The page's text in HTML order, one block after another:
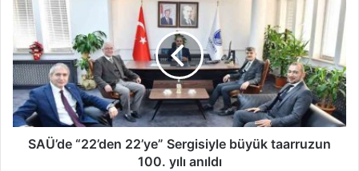
“22’den
22’ye”
Sergisiyle
büyük
taarruzun
100.
yılı
anıldı
SAÜ’de “22’den 22’ye” Sergisiyle büyük taarruzun
100. yılı anıldı